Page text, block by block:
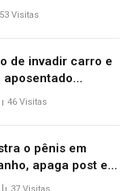
mulher de
53 Visitas
de invadir carro e
no trânsito
46 Visitas
o pênis em
apaga post e